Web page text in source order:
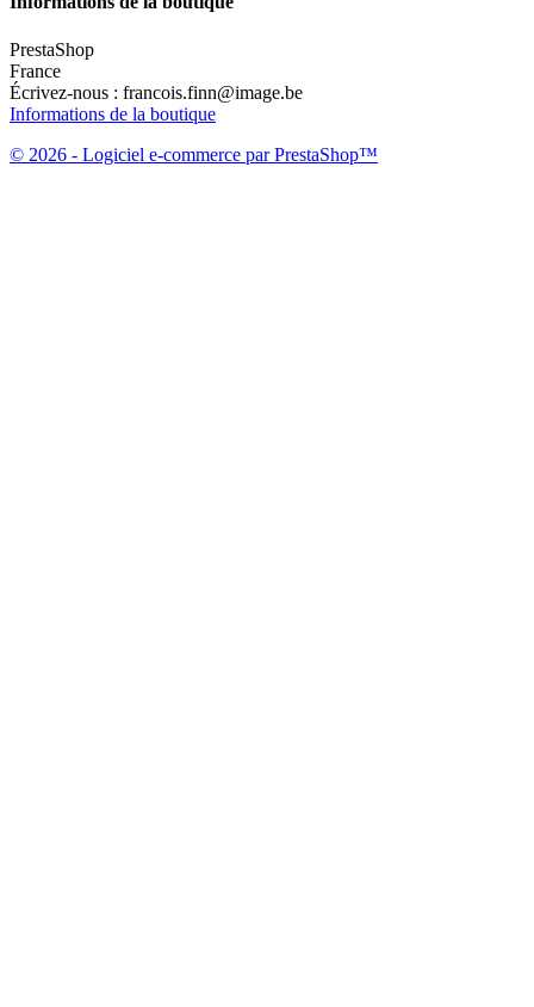
PrestaShop
France
Écrivez-nous : francois.finn@image.be
Informations de la boutique
© 2026 - Logiciel e-commerce par PrestaShop™